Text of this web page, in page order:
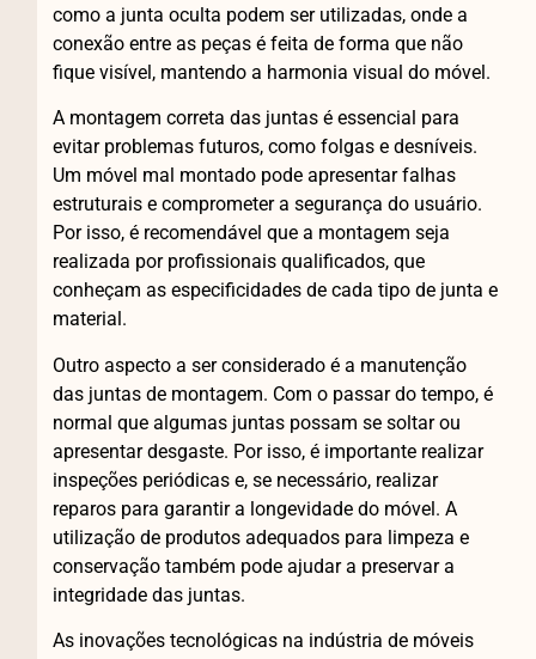
como a junta oculta podem ser utilizadas, onde a
conexão entre as peças é feita de forma que não
fique visível, mantendo a harmonia visual do móvel.
A montagem correta das juntas é essencial para
evitar problemas futuros, como folgas e desníveis.
Um móvel mal montado pode apresentar falhas
estruturais e comprometer a segurança do usuário.
Por isso, é recomendável que a montagem seja
realizada por profissionais qualificados, que
conheçam as especificidades de cada tipo de junta e
material.
Outro aspecto a ser considerado é a manutenção
das juntas de montagem. Com o passar do tempo, é
normal que algumas juntas possam se soltar ou
apresentar desgaste. Por isso, é importante realizar
inspeções periódicas e, se necessário, realizar
reparos para garantir a longevidade do móvel. A
utilização de produtos adequados para limpeza e
conservação também pode ajudar a preservar a
integridade das juntas.
As inovações tecnológicas na indústria de móveis